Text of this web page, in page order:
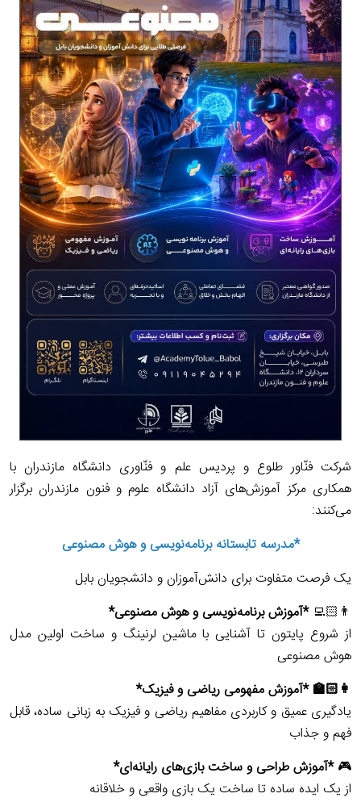
شرکت فنّاور طلوع و پردیس علم و فنّاوری دانشگاه مازندران با
همکاری مرکز آموزش‌های آزاد دانشگاه علوم و فنون مازندران برگزار
می‌کنند:
*مدرسه تابستانه برنامه‌نویسی و هوش مصنوعی
یک فرصت متفاوت برای دانش‌آموزان و دانشجویان بابل
👨🏻‍💻*آموزش برنامه‌نویسی و هوش مصنوعی*
از شروع پایتون تا آشنایی با ماشین لرنینگ و ساخت اولین مدل
هوش مصنوعی
👩🏻‍🏫 *آموزش مفهومی ریاضی و فیزیک*
یادگیری عمیق و کاربردی مفاهیم ریاضی و فیزیک به زبانی ساده، قابل
فهم و جذاب
🎮*آموزش طراحی و ساخت بازی‌های رایانه‌ای*
از یک ایده ساده تا ساخت یک بازی واقعی و خلاقانه